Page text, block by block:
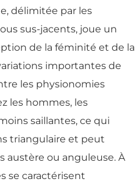
délimitée par les
sus-jacents, joue un
de la féminité et de la
importantes de
les physionomies
les hommes, les
saillantes, ce qui
triangulaire et peut
austère ou anguleuse. À
se caractérisent